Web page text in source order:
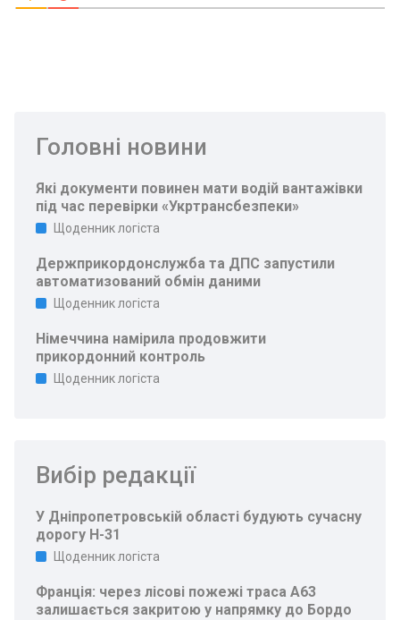
Головні новини
Які документи повинен мати водій вантажівки
під час перевірки «Укртрансбезпеки»
Щоденник логіста
Держприкордонслужба та ДПС запустили
автоматизований обмін даними
Щоденник логіста
Німеччина намірила продовжити
прикордонний контроль
Щоденник логіста
Вибір редакції
У Дніпропетровській області будують сучасну
дорогу Н-31
Щоденник логіста
Франція: через лісові пожежі траса A63
залишається закритою у напрямку до Бордо